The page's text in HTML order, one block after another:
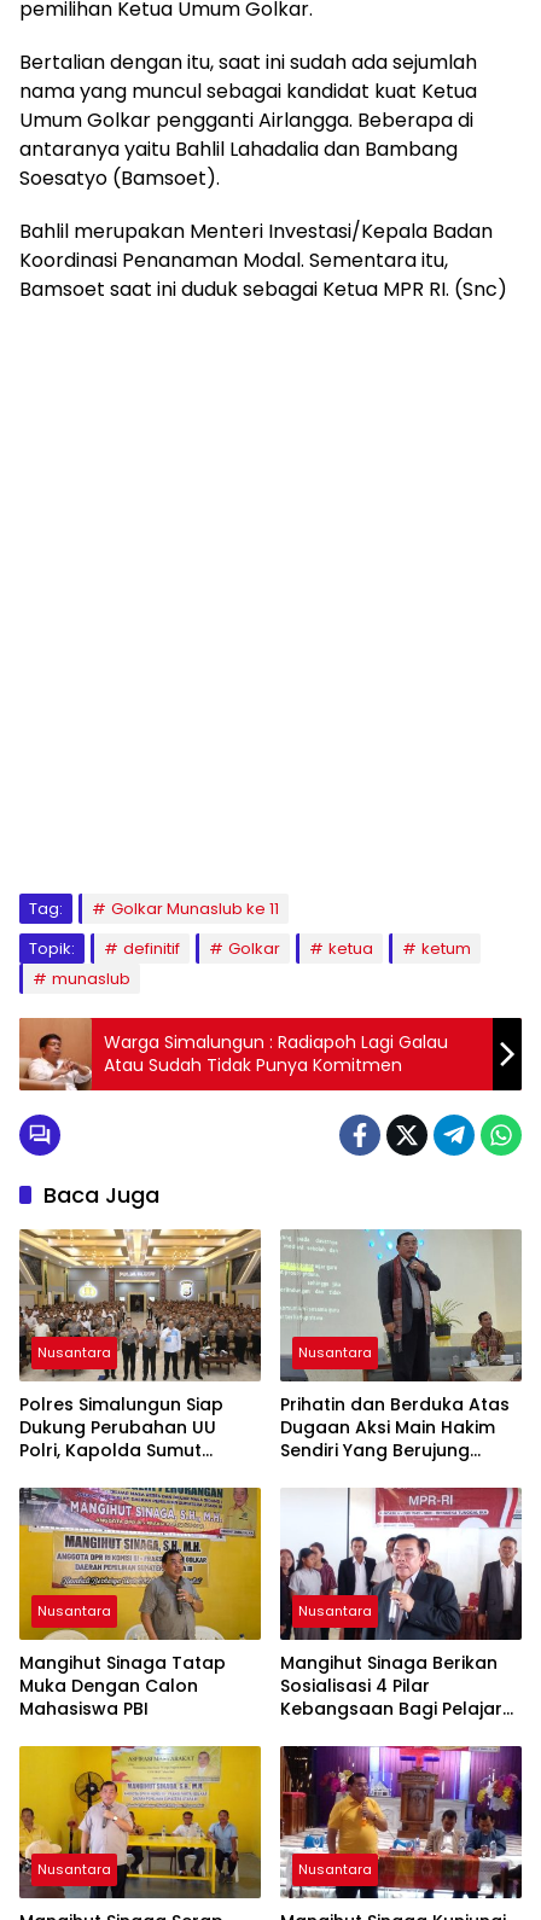
pemilihan Ketua Umum Golkar.
Bertalian dengan itu, saat ini sudah ada sejumlah
nama yang muncul sebagai kandidat kuat Ketua
Umum Golkar pengganti Airlangga. Beberapa di
antaranya yaitu Bahlil Lahadalia dan Bambang
Soesatyo (Bamsoet).
Bahlil merupakan Menteri Investasi/Kepala Badan
Koordinasi Penanaman Modal. Sementara itu,
Bamsoet saat ini duduk sebagai Ketua MPR RI. (Snc)
Tag:
Golkar Munaslub ke 11
Topik:
definitif Golkar ketua
ketum
munaslub
Warga Simalungun : Radiapoh Lagi Galau
Atau Sudah Tidak Punya Komitmen
Baca Juga
Nusantara
Polres Simalungun Siap
Dukung Perubahan UU
Polri, Kapolda Sumut
Penguatan
Profesionalisme dan
Akuntabilitas Personel
Nusantara
Prihatin dan Berduka Atas
Dugaan Aksi Main Hakim
Sendiri Yang Berujung
Nusantara
Mangihut Sinaga Tatap
Muka Dengan Calon
Mahasiswa PBI
Nusantara
Mangihut Sinaga Berikan
Sosialisasi 4 Pilar
Kebangsaan Bagi Pelajar
Nusantara Nusantara